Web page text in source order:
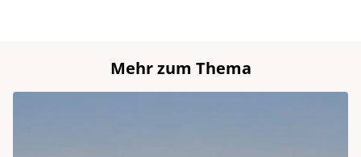
Mehr zum Thema